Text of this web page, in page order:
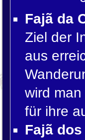
Fajã da
Ziel der
aus
wird
für ihre
Fajã